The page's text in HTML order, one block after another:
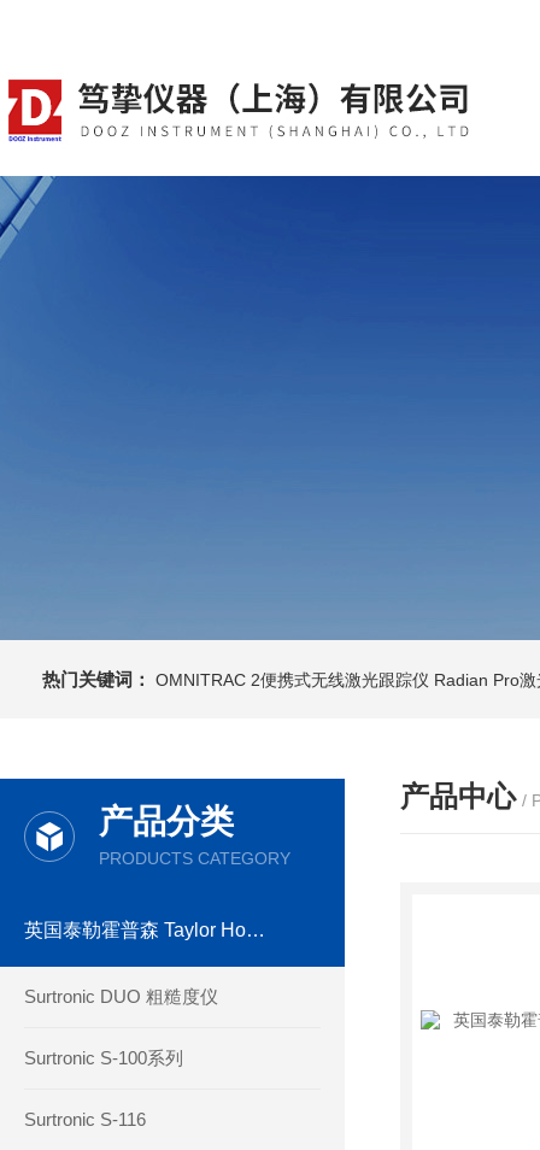
热门关键词： OMNITRAC 2便携式无线激光跟踪仪 Radian Pro
产品分类
PRODUCTS CATEGORY
英国泰勒霍普森 Taylor Hobson
Surtronic DUO 粗糙度仪
Surtronic S-100系列
Surtronic S-116
产品中心 /